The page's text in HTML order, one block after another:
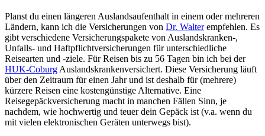
Planst du einen längeren Auslandsaufenthalt in einem oder mehreren
Ländern, kann ich die Versicherungen von Dr. Walterempfehlen. Es
gibt verschiedene Versicherungspakete von Auslandskranken-,
Unfalls- und Haftpflichtversicherungen für unterschiedliche
Reisearten und -ziele. Für Reisen bis zu 56 Tagen bin ich bei der
HUK-Coburg Auslandskrankenversichert. Diese Versicherung läuft
über den Zeitraum für einen Jahr und ist deshalb für (mehrere)
kürzere Reisen eine kostengünstige Alternative. Eine
Reisegepäckversicherung macht in manchen Fällen Sinn, je
nachdem, wie hochwertig und teuer dein Gepäck ist (v.a. wenn du
mit vielen elektronischen Geräten unterwegs bist).